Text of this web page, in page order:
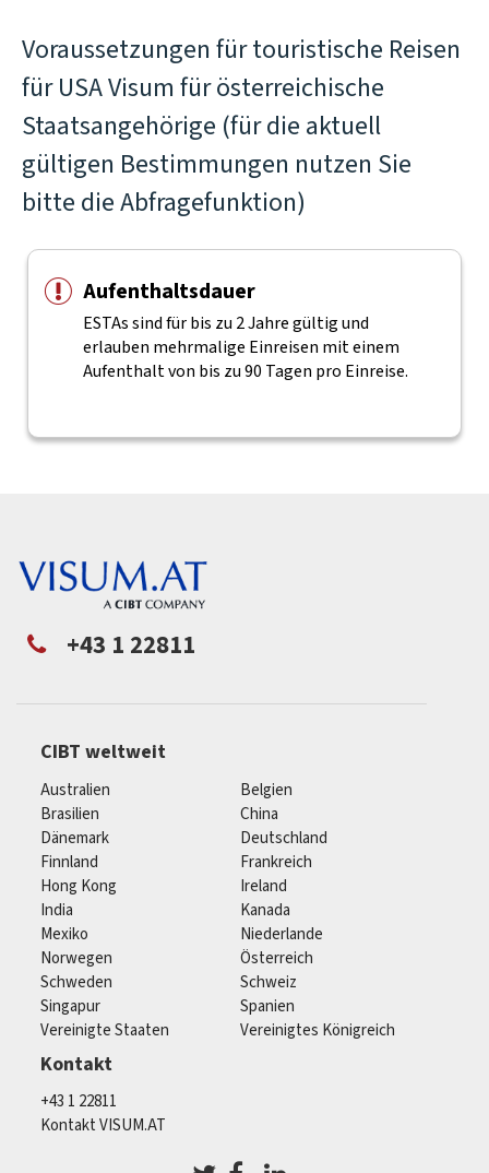
Voraussetzungen für touristische Reisen
für USA Visum für österreichische
Staatsangehörige (für die aktuell
gültigen Bestimmungen nutzen Sie
bitte die Abfragefunktion)
Aufenthaltsdauer
ESTAs sind für bis zu 2 Jahre gültig und
erlauben mehrmalige Einreisen mit einem
Aufenthalt von bis zu 90 Tagen pro Einreise.
+43 1 22811
CIBT weltweit
Australien
Belgien
Brasilien
China
Dänemark
Deutschland
Finnland
Frankreich
Hong Kong
Ireland
India
Kanada
Mexiko
Niederlande
Norwegen
Österreich
Schweden
Schweiz
Singapur
Spanien
Vereinigte Staaten
Vereinigtes Königreich
Kontakt
+43 1 22811
Kontakt VISUM.AT